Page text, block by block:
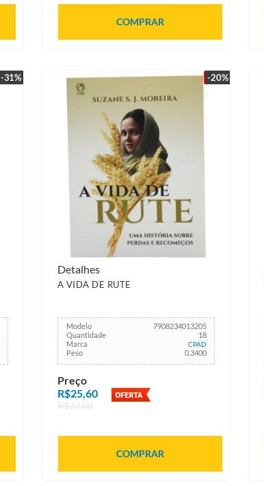
COMPRAR
-31% -20%
A VIDA DE RUTE
Modelo
7908234013205
Quantidade
18
Marca
CPAD
Peso 0.3400
Preço
R$25,60
R$32,00
COMPRAR
Detalhes